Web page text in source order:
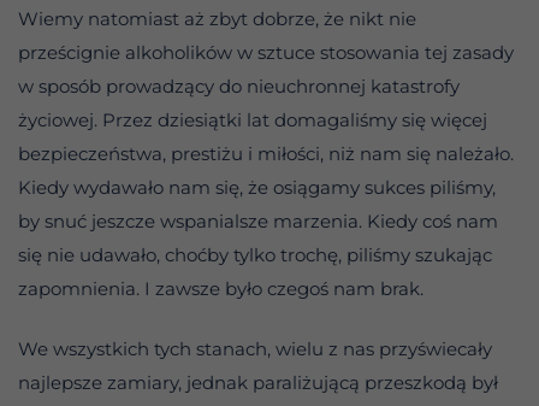
Wiemy natomiast aż zbyt dobrze, że nikt nie
prześcignie alkoholików w sztuce stosowania tej zasady
w sposób prowadzący do nieuchronnej katastrofy
życiowej. Przez dziesiątki lat domagaliśmy się więcej
bezpieczeństwa, prestiżu i miłości, niż nam się należało.
Kiedy wydawało nam się, że osiągamy sukces piliśmy,
by snuć jeszcze wspanialsze marzenia. Kiedy coś nam
się nie udawało, choćby tylko trochę, piliśmy szukając
zapomnienia. I zawsze było czegoś nam brak.
We wszystkich tych stanach, wielu z nas przyświecały
najlepsze zamiary, jednak paraliżującą przeszkodą był